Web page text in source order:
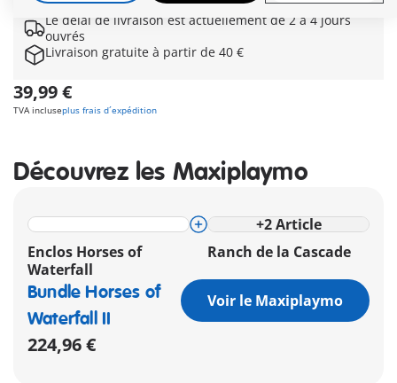
Le délai de livraison est actuellement de 2 à 4 jours
ouvrés
Livraison gratuite à partir de 40 €
39,99 €
TVA incluseplus frais d´expédition
Découvrez les Maxiplaymo
Enclos Horses of
Waterfall
+2 Article
Ranch de la Cascade
Bundle Horses of
Waterfall II
224,96 €
Voir le Maxiplaymo